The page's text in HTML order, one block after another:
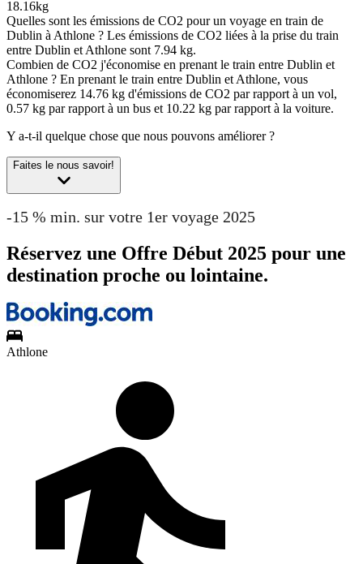
18.16kg
Quelles sont les émissions de CO2 pour un voyage en train de
Dublin à Athlone ? Les émissions de CO2 liées à la prise du train
entre Dublin et Athlone sont 7.94 kg.
Combien de CO2 j'économise en prenant le train entre Dublin et
Athlone ? En prenant le train entre Dublin et Athlone, vous
économiserez 14.76 kg d'émissions de CO2 par rapport à un vol,
0.57 kg par rapport à un bus et 10.22 kg par rapport à la voiture.
Y a-t-il quelque chose que nous pouvons améliorer ?
Faites le nous savoir!
-15 % min. sur votre 1er voyage 2025
Réservez une Offre Début 2025 pour une
destination proche ou lointaine.
Athlone